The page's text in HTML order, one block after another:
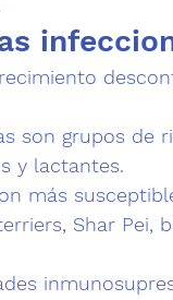
son grupos de
y lactantes.
más
Shar Pei,